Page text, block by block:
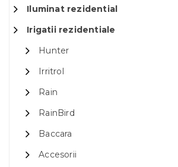
Iluminat rezidential
Irigatii rezidentiale
Hunter
Irritrol
Rain
RainBird
Baccara
Accesorii